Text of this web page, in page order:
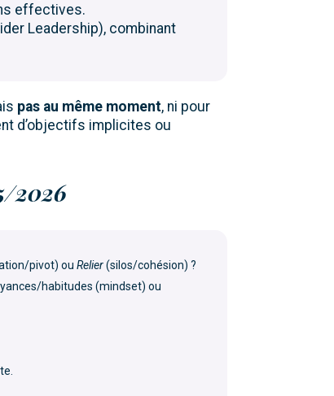
effectives.
Leadership), combinant
pas au même moment, ni pour
d’objectifs implicites ou
2026
pivot) ou Relier(silos/cohésion) ?
habitudes (mindset) ou